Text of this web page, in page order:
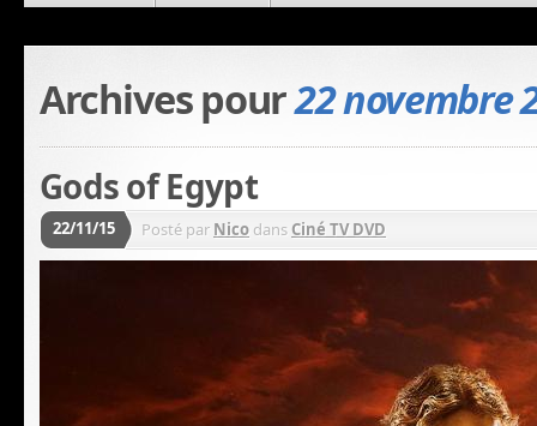
Archives pour22 novembre
Gods of Egypt
22/11/15 Posté par Nico dans Ciné TV DVD